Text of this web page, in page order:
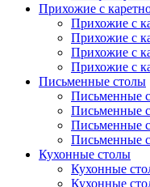
Прихожие с
Прихожие с
Прихожие с
Прихожие с
Прихожие с
Письменные столы
Письменные
Письменные
Письменные
Письменные
Кухонные столы
Кухонные
Кухонные